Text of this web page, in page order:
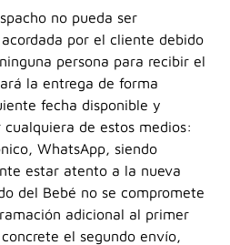
no pueda ser
por el cliente debido
persona para recibir el
la entrega de forma
fecha disponible y
de estos medios:
WhatsApp, siendo
estar atento a la nueva
del Bebé no se compromete
adicional al primer
el segundo envío,